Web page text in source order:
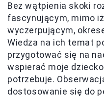
Bez wątpienia skoki
fascynującym, mimo
wyczerpującym,
Wiedza na ich temat
przygotować się na
wspierać moje
potrzebuje.
dostosowanie się do